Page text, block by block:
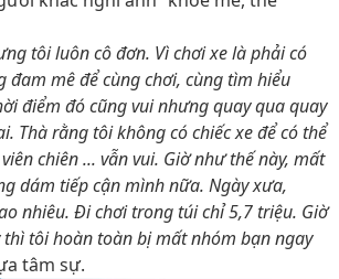
tôi luôn cô đơn. Vì chơi xe là phải có
đam mê để cùng chơi, cùng tìm hiểu
điểm đó cũng vui nhưng quay qua quay
Thà rằng tôi không có chiếc xe để có thể
chiên ... vẫn vui. Giờ như thế này, mất
dám tiếp cận mình nữa. Ngày xưa,
nhiêu. Đi chơi trong túi chỉ 5,7 triệu. Giờ
thì tôi hoàn toàn bị mất nhóm bạn ngay
tâm sự.